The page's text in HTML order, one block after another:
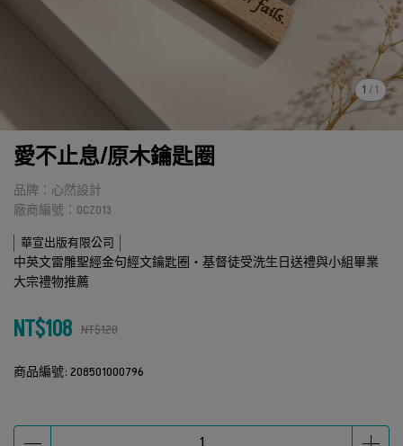
1 /1
愛不止息/原木鑰匙圈
品牌：心然設計
廠商編號：OCZ013
華宣出版有限公司
中英文雷雕聖經金句經文鑰匙圈・基督徒受洗生日送禮與小組畢業
大宗禮物推薦
NT$108 NT$120
商品編號: 208501000796